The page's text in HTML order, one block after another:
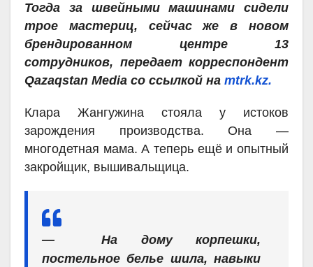
Тогда за швейными машинами сидели
трое мастериц, сейчас же в новом
брендированном центре 13
сотрудников, передает корреспондент
Qazaqstan Media со ссылкой на mtrk.kz.
Клара Жангужина стояла у истоков
зарождения производства. Она —
многодетная мама. А теперь ещё и опытный
закройщик, вышивальщица.
— На дому корпешки,
постельное белье шила, навыки